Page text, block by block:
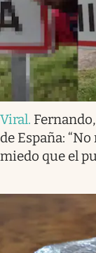
Viral.
de España:
miedo que el